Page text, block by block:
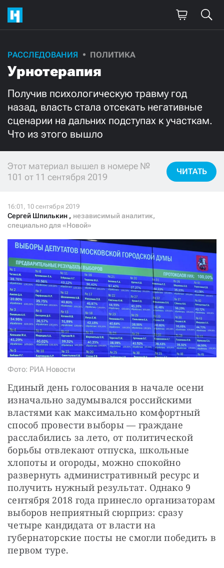
РАССЛЕДОВАНИЯ ПОЛИТИКА
Урнотерапия
Получив психологическую травму год
назад, власть стала отсекать негативные
сценарии на дальних подступах к участкам.
Что из этого вышло
Этот материал вышел в номере №
101 от 11 сентября 2019
ЧИТАТЬ
Сергей Шпилькин , независимый аналитик,
специально для «Новой»
Фото: РИА Новости
Единый день голосования в начале осени
изначально задумывался российскими
властями как максимально комфортный
способ провести выборы — граждане
расслабились за лето, от политической
борьбы отвлекают отпуска, школьные
хлопоты и огороды, можно спокойно
развернуть административный ресурс и
получить нужный результат. Однако 9
сентября 2018 года принесло организаторам
выборов неприятный сюрприз: сразу
четыре кандидата от власти на
губернаторские посты не смогли победить в
первом туре.
Поддержите
нашу работу!
Ежемесячно Разово
3000 1000
500 300
Нажимая кнопку «Стать соучастником»,
я принимаю условия и подтверждаю свое гражданство РФ
СТАТЬ СОУЧАСТНИКОМ
ПОДЕЛИТЬСЯ С ДРУЗЬЯМИ
Если у вас есть вопросы, пишите donate@novayagazeta.ru
или
звоните:
+7 (929) 612-03-68